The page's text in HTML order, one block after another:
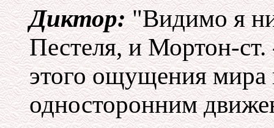
Диктор:"Видимо я
Пестеля, и Мортон-
этого ощущения мира
односторонним